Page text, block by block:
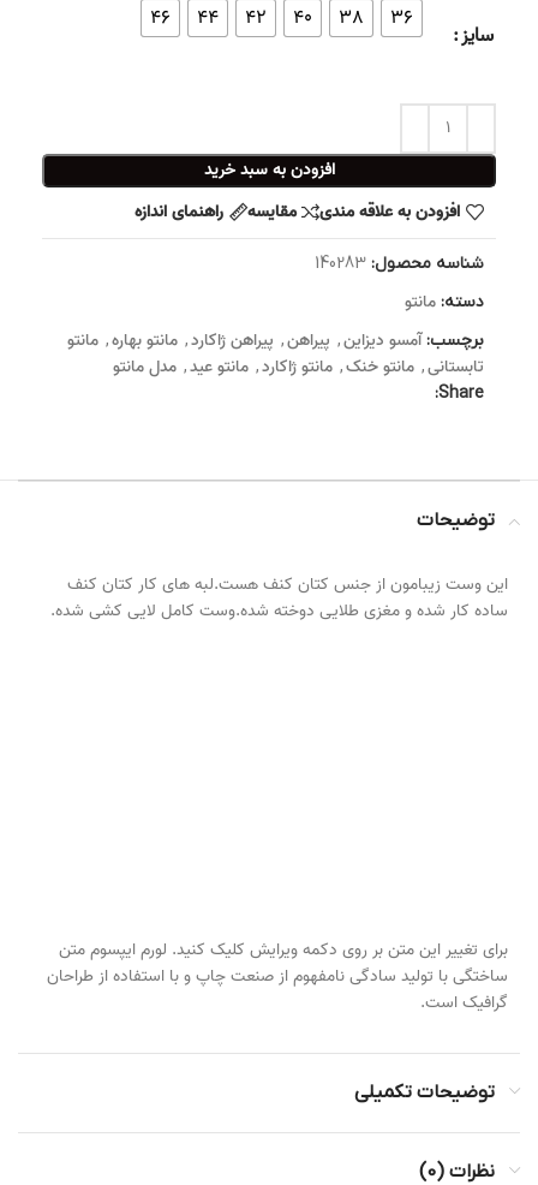
سایز
36
38
40
42
44
46
افزودن به سبد خرید
افزودن به علاقه مندی
مقایسه راهنمای اندازه
شناسه محصول: 140283
دسته: مانتو
برچسب: آمسو دیزاین, پیراهن, پیراهن ژاکارد, مانتو بهاره, مانتو
تابستانی, مانتو خنک, مانتو ژاکارد, مانتو عید, مدل مانتو
Share:
توضیحات
این وست زیبامون از جنس کتان کنف هست.لبه های کار کتان کنف
ساده کار شده و مغزی طلایی دوخته شده.وست کامل لایی کشی شده.
برای تغییر این متن بر روی دکمه ویرایش کلیک کنید. لورم ایپسوم متن
ساختگی با تولید سادگی نامفهوم از صنعت چاپ و با استفاده از طراحان
گرافیک است.
توضیحات تکمیلی
نظرات (0)